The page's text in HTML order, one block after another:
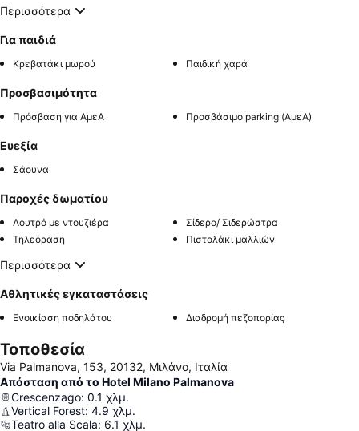
Περισσότερα
Για παιδιά
Κρεβατάκι μωρού Παιδική χαρά
Προσβασιμότητα
Πρόσβαση για ΑμεΑ Προσβάσιμο parking (ΑμεΑ)
Ευεξία
Σάουνα
Παροχές δωματίου
Λουτρό με ντουζιέρα
Σίδερο/ Σιδερώστρα
Τηλεόραση
Πιστολάκι μαλλιών
Περισσότερα
Αθλητικές εγκαταστάσεις
Ενοικίαση ποδηλάτου Διαδρομή πεζοπορίας
Τοποθεσία
Via Palmanova, 153, 20132, Μιλάνο, Ιταλία
Απόσταση από το Hotel Milano Palmanova
Crescenzago: 0.1 χλμ.
Vertical Forest: 4.9 χλμ.
Teatro alla Scala: 6.1 χλμ.